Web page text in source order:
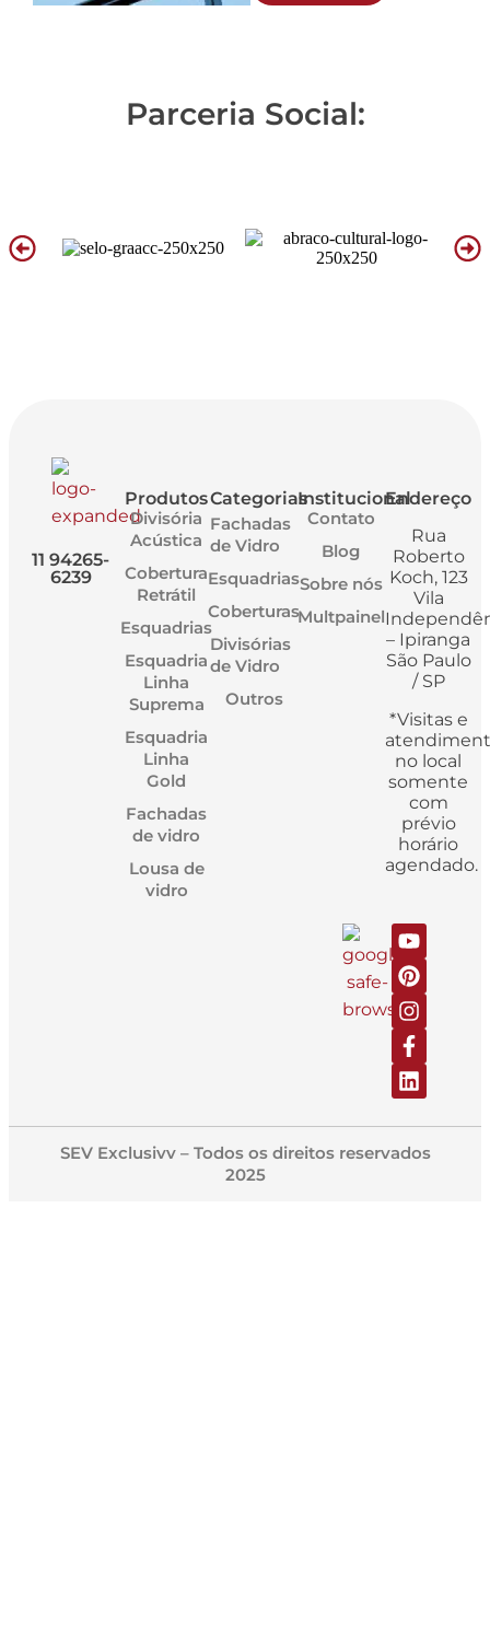
Parceria Social:
11 94265-
6239
Produtos
Divisória
Acústica
Cobertura
Retrátil
Esquadrias
Esquadria
Linha
Suprema
Esquadria
Linha
Gold
Fachadas
de vidro
Lousa de
vidro
Categorias
Fachadas
de Vidro
Esquadrias
Coberturas
Divisórias
de Vidro
Outros
Institucional
Contato
Blog
Sobre nós
Multpainel
Endereço
Rua
Roberto
Koch, 123
Vila
– Ipiranga
São Paulo
/ SP
*Visitas e
no local
somente
com
prévio
horário
agendado.
SEV Exclusivv – Todos os direitos reservados
2025